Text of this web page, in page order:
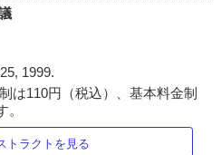
1999.
は110円（税込）、基本料金制
トラクトを見る